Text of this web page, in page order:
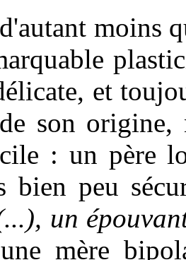
moins
et
son origine,
: un père
bien peu
un
mère